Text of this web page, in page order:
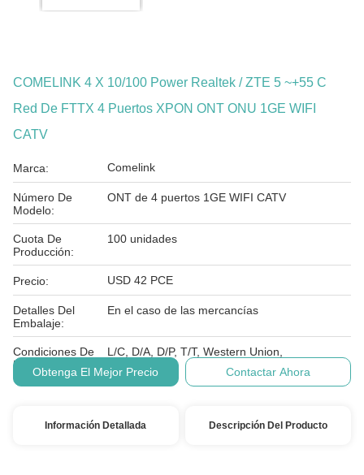
COMELINK 4 X 10/100 Power Realtek / ZTE 5 ~+55 C
Red De FTTX 4 Puertos XPON ONT ONU 1GE WIFI
CATV
Marca: Comelink
Número De
Modelo:
ONT de 4 puertos 1GE WIFI CATV
Cuota De
Producción:
100 unidades
Precio: USD 42 PCE
Detalles Del
Embalaje:
En el caso de las mercancías
Condiciones De
Pago:
L/C, D/A, D/P, T/T, Western Union,
Obtenga El Mejor Precio
Contactar Ahora
Información Detallada Descripción Del Producto